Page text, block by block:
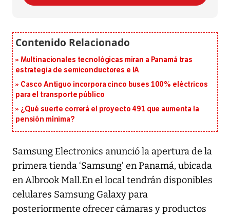
Multinacionales tecnológicas miran a Panamá tras
estrategia de semiconductores e IA
Casco Antiguo incorpora cinco buses 100% eléctricos
para el transporte público
¿Qué suerte correrá el proyecto 491 que aumenta la
pensión mínima?
Samsung Electronics anunció la apertura de la
primera tienda ‘Samsung’ en Panamá, ubicada
en Albrook Mall.En el local tendrán disponibles
celulares Samsung Galaxy para
posteriormente ofrecer cámaras y productos